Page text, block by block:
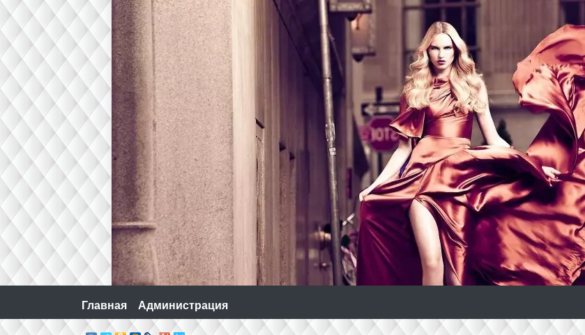
Skip
to
content
Главная Администрация